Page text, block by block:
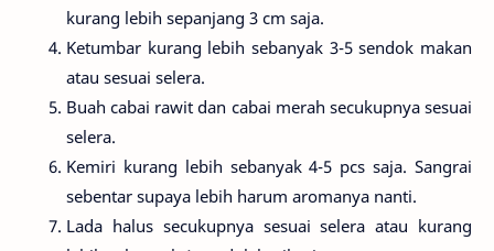
kurang lebih sepanjang 3 cm saja.
Ketumbar kurang lebih sebanyak 3-5 sendok makan
atau sesuai selera.
Buah cabai rawit dan cabai merah secukupnya sesuai
selera.
Kemiri kurang lebih sebanyak 4-5 pcs saja. Sangrai
sebentar supaya lebih harum aromanya nanti.
Lada halus secukupnya sesuai selera atau kurang